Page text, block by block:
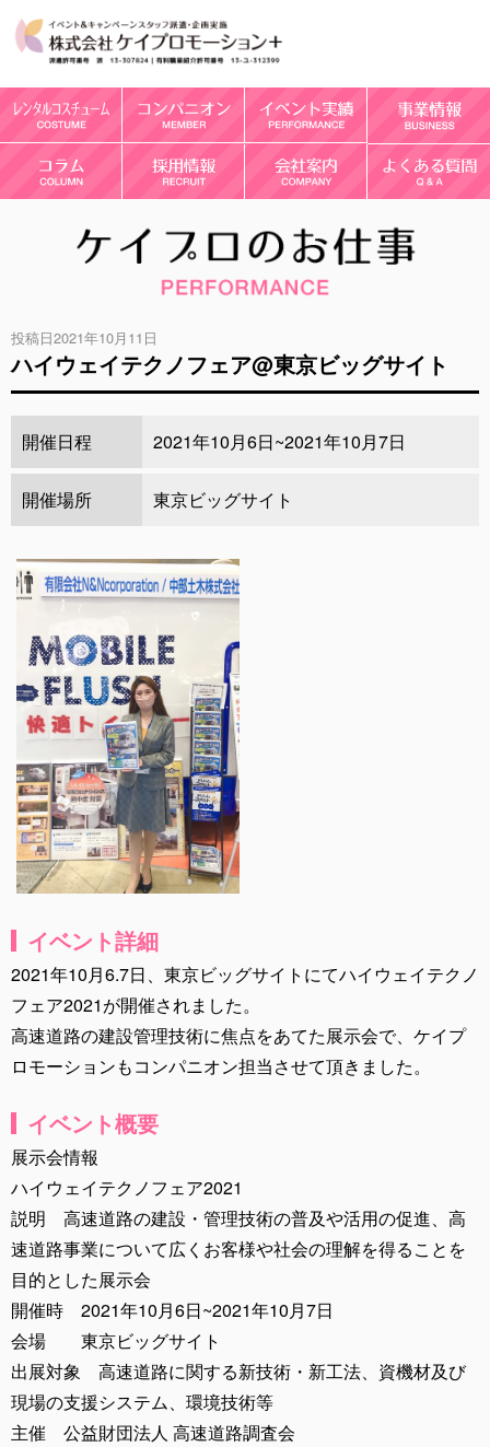
投稿日2021年10月11日
ハイウェイテクノフェア@東京ビッグサイト
開催日程 2021年10月6日~2021年10月7日
開催場所 東京ビッグサイト
イベント詳細
2021年10月6.7日、東京ビッグサイトにてハイウェイテクノ
フェア2021が開催されました。
高速道路の建設管理技術に焦点をあてた展示会で、ケイプ
ロモーションもコンパニオン担当させて頂きました。
イベント概要
展示会情報
ハイウェイテクノフェア2021
説明 高速道路の建設・管理技術の普及や活用の促進、高
速道路事業について広くお客様や社会の理解を得ることを
目的とした展示会
開催時 2021年10月6日~2021年10月7日
会場 東京ビッグサイト
出展対象 高速道路に関する新技術・新工法、資機材及び
現場の支援システム、環境技術等
主催 公益財団法人 高速道路調査会